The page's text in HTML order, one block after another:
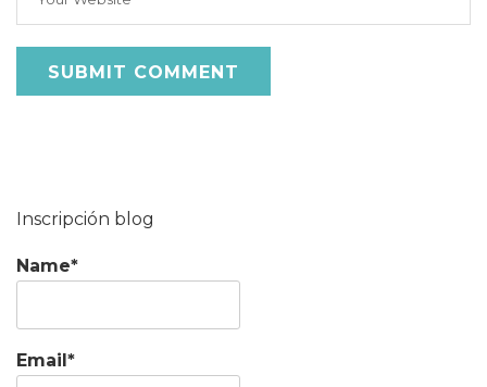
Inscripción blog
Name*
Email*